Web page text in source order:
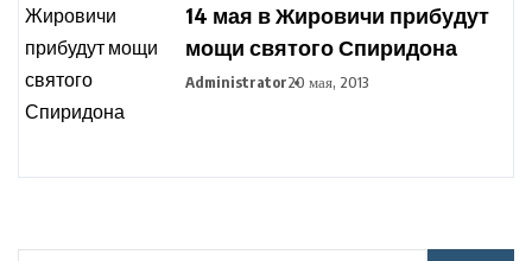
14 мая в Жировичи прибудут
мощи святого Спиридона
Administrator20 мая, 2013